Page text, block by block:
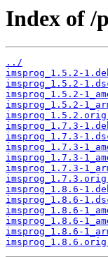
Index of /
../
imsprog_1.5.2-
imsprog_1.5.2-
imsprog_1.5.2-
imsprog_1.5.2-
imsprog_1.7.3-
imsprog_1.7.3-
imsprog_1.7.3-
imsprog_1.7.3-
imsprog_1.7.3-
imsprog_1.8.6-
imsprog_1.8.6-
imsprog_1.8.6-
imsprog_1.8.6-
imsprog_1.8.6-